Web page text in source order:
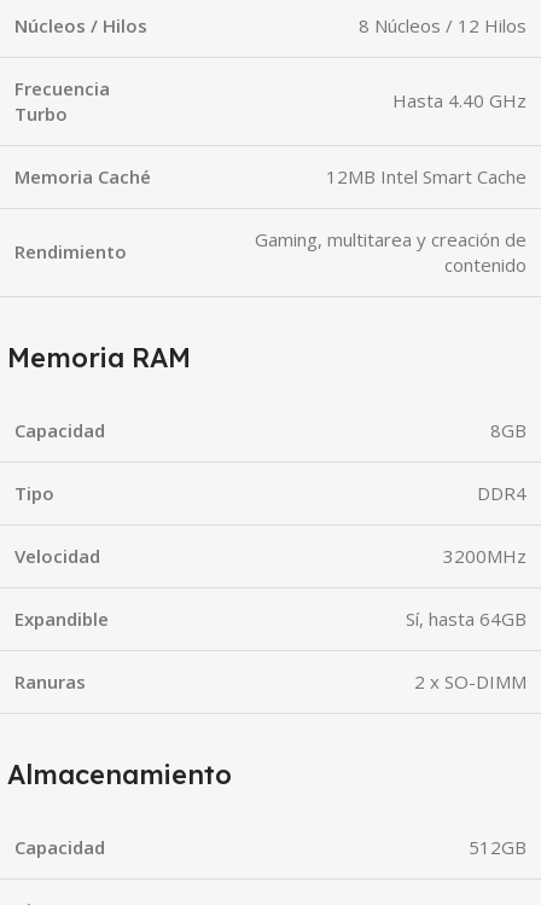
Núcleos / Hilos 8 Núcleos / 12 Hilos
Frecuencia
Turbo
Hasta 4.40 GHz
Memoria Caché 12MB Intel Smart Cache
Rendimiento
Gaming, multitarea y creación de
contenido
Memoria RAM
Capacidad 8GB
Tipo DDR4
Velocidad 3200MHz
Expandible Sí, hasta 64GB
Ranuras 2 x SO-DIMM
Almacenamiento
Capacidad 512GB